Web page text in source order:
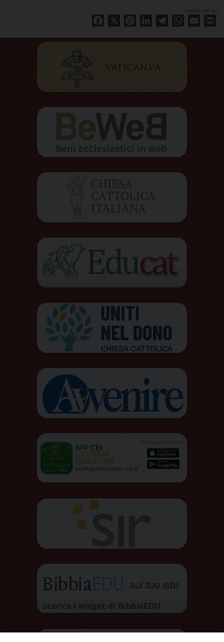
condividi su
Facebook PinterestLinkedInTelegramWhatsApp
Email